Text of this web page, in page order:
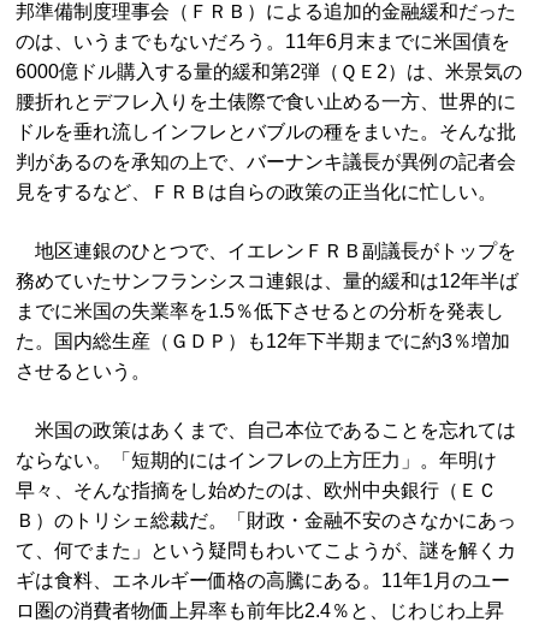
邦準備制度理事会（ＦＲＢ）による追加的金融緩和だった
のは、いうまでもないだろう。11年6月末までに米国債を
6000億ドル購入する量的緩和第2弾（ＱＥ2）は、米景気の
腰折れとデフレ入りを土俵際で食い止める一方、世界的に
ドルを垂れ流しインフレとバブルの種をまいた。そんな批
判があるのを承知の上で、バーナンキ議長が異例の記者会
見をするなど、ＦＲＢは自らの政策の正当化に忙しい。
地区連銀のひとつで、イエレンＦＲＢ副議長がトップを
務めていたサンフランシスコ連銀は、量的緩和は12年半ば
までに米国の失業率を1.5％低下させるとの分析を発表し
た。国内総生産（ＧＤＰ）も12年下半期までに約3％増加
させるという。
米国の政策はあくまで、自己本位であることを忘れては
ならない。「短期的にはインフレの上方圧力」。年明け
早々、そんな指摘をし始めたのは、欧州中央銀行（ＥＣ
Ｂ）のトリシェ総裁だ。「財政・金融不安のさなかにあっ
て、何でまた」という疑問もわいてこようが、謎を解くカ
ギは食料、エネルギー価格の高騰にある。11年1月のユー
ロ圏の消費者物価上昇率も前年比2.4％と、じわじわ上昇